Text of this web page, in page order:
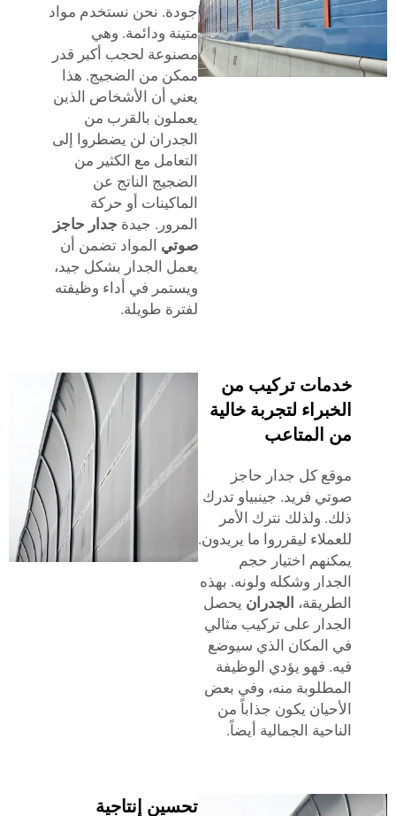
جودة. نحن نستخدم مواد
متينة ودائمة. وهي
مصنوعة لحجب أكبر قدر
ممكن من الضجيج. هذا
يعني أن الأشخاص الذين
يعملون بالقرب من
الجدران لن يضطروا إلى
التعامل مع الكثير من
الضجيج الناتج عن
الماكينات أو حركة
المرور. جيدةجدار حاجز
صوتيالمواد تضمن أن
يعمل الجدار بشكل جيد،
ويستمر في أداء وظيفته
لفترة طويلة.
خدمات تركيب من
الخبراء لتجربة خالية
من المتاعب
موقع كل جدار حاجز
صوتي فريد. جينبياو تدرك
ذلك. ولذلك نترك الأمر
للعملاء ليقرروا ما يريدون.
يمكنهم اختيار حجم
الجدار وشكله ولونه. بهذه
الطريقة،الجدران يحصل
الجدار على تركيب مثالي
في المكان الذي سيوضع
فيه. فهو يؤدي الوظيفة
المطلوبة منه، وفي بعض
الأحيان يكون جذاباً من
الناحية الجمالية أيضاً.
تحسين إنتاجية